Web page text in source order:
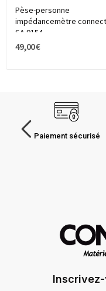
Pèse-personne
impédancemètre
SA 9154
49,00 €
Paiement sécurisé